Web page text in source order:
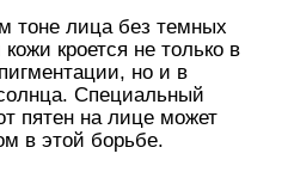
тоне лица без темных
кроется не только в
но и в
Специальный
пятен на лице может
в этой борьбе.